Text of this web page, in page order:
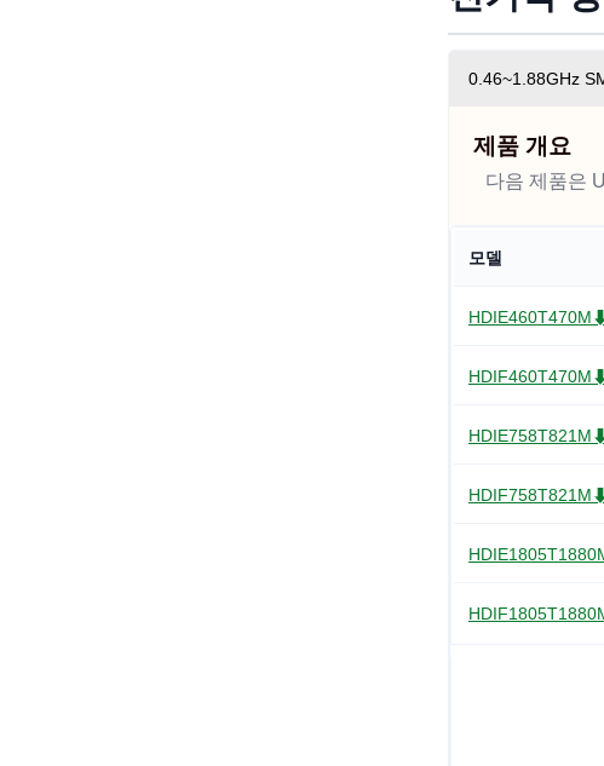
0.46~1.88GHz
제품 개요
다음 제품은
모델